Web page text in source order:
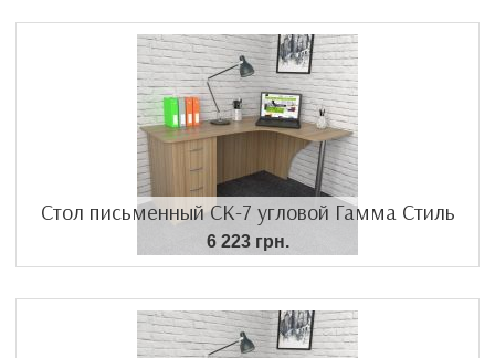
Стол письменный СК-7 угловой Гамма Стиль
6 223 грн.